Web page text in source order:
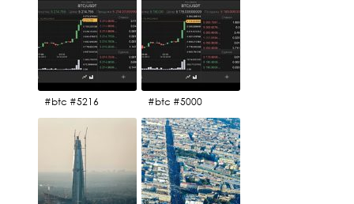
#btc #5216 #btc #5000